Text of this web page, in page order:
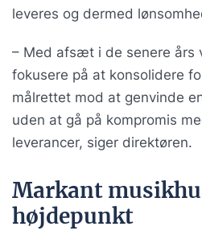
leveres og dermed
– Med afsæt i de senere års
fokusere på at konsolidere
målrettet mod at genvinde
uden at gå på kompromis
leverancer, siger direktøren.
Markant
højdepunkt